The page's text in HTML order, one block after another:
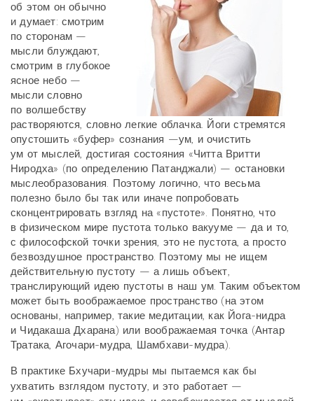
об этом он обычно
и думает: смотрим
по сторонам —
мысли блуждают,
смотрим в глубокое
ясное небо —
мысли словно
по волшебству
растворяются, словно легкие облачка. Йоги стремятся
опустошить «буфер» сознания —ум, и очистить
ум от мыслей, достигая состояния «Читта Вритти
Ниродха» (по определению Патанджали) — остановки
мыслеобразования. Поэтому логично, что весьма
полезно было бы так или иначе попробовать
сконцентрировать взгляд на «пустоте». Понятно, что
в физическом мире пустота только вакууме — да и то,
с философской точки зрения, это не пустота, а просто
безвоздушное пространство. Поэтому мы не ищем
действительную пустоту — а лишь объект,
транслирующий идею пустоты в наш ум. Таким объектом
может быть воображаемое пространство (на этом
основаны, например, такие медитации, как Йога-нидра
и Чидакаша Дхарана) или воображаемая точка (Антар
Тратака, Агочари-мудра, Шамбхави-мудра).
В практике Бхучари-мудры мы пытаемся как бы
ухватить взглядом пустоту, и это работает —